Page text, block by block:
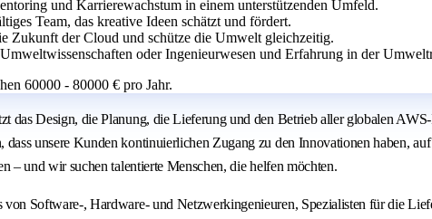
und Karrierewachstum in einem unterstützenden Umfeld.
Team, das kreative Ideen schätzt und fördert.
Zukunft der Cloud und schütze die Umwelt gleichzeitig.
oder Ingenieurwesen und Erfahrung in der
60000 - 80000 € pro Jahr.
das Design, die Planung, die Lieferung und den Betrieb aller globalen
unsere Kunden kontinuierlichen Zugang zu den Innovationen haben,
– und wir suchen talentierte Menschen, die helfen möchten.
von Software-, Hardware- und Netzwerkingenieuren, Spezialisten für die